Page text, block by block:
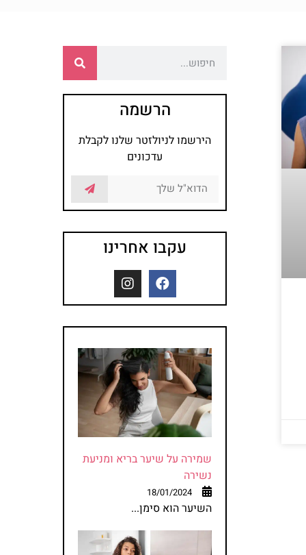
הרשמה
הירשמו לניולזטר שלנו לקבלת
עדכונים
עקבו אחרינו
שמירה על שיער בריא ומניעת
נשירה
18/01/2024
השיער הוא סימן...